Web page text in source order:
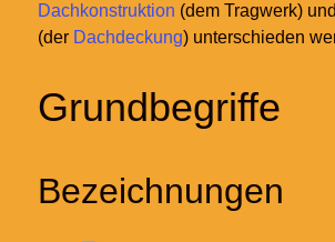
Dachkonstruktion (dem Tragwerk)
(der Dachdeckung) unterschieden
Grundbegriffe
Bezeichnungen